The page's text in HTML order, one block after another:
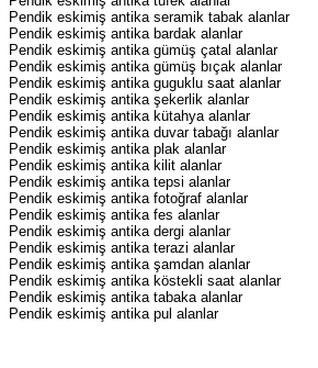
Pendik eskimiş antika seramik tabak alanlar
Pendik eskimiş antika bardak alanlar
Pendik eskimiş antika gümüş çatal alanlar
Pendik eskimiş antika gümüş bıçak alanlar
Pendik eskimiş antika guguklu saat alanlar
Pendik eskimiş antika şekerlik alanlar
Pendik eskimiş antika kütahya alanlar
Pendik eskimiş antika duvar tabağı alanlar
Pendik eskimiş antika plak alanlar
Pendik eskimiş antika kilit alanlar
Pendik eskimiş antika tepsi alanlar
Pendik eskimiş antika fotoğraf alanlar
Pendik eskimiş antika fes alanlar
Pendik eskimiş antika dergi alanlar
Pendik eskimiş antika terazi alanlar
Pendik eskimiş antika şamdan alanlar
Pendik eskimiş antika köstekli saat alanlar
Pendik eskimiş antika tabaka alanlar
Pendik eskimiş antika pul alanlar